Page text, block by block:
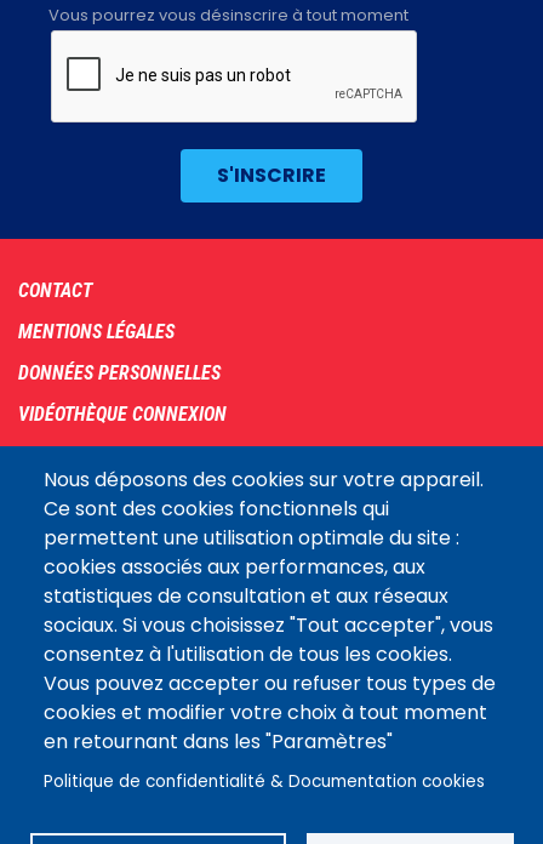
Nous déposons des cookies sur votre appareil.
Ce sont des cookies fonctionnels qui
permettent une utilisation optimale du site :
cookies associés aux performances, aux
statistiques de consultation et aux réseaux
sociaux. Si vous choisissez "Tout accepter", vous
consentez à l'utilisation de tous les cookies.
Vous pouvez accepter ou refuser tous types de
cookies et modifier votre choix à tout moment
en retournant dans les "Paramètres"
Politique de confidentialité & Documentation cookies
Vous pourrez vous désinscrire à tout moment
Footer
menu
CONTACT
MENTIONS LÉGALES
DONNÉES PERSONNELLES
VIDÉOTHÈQUE CONNEXION
ARCHIVES
COOKIES
Assemblée
nationaleLE SITE DE L’ASSEMBLÉE NATIONALE
Suivez-nous